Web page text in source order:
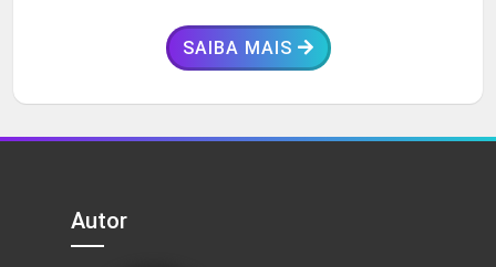
SAIBA MAIS
Autor